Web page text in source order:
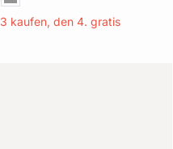
3 kaufen, den 4. gratis